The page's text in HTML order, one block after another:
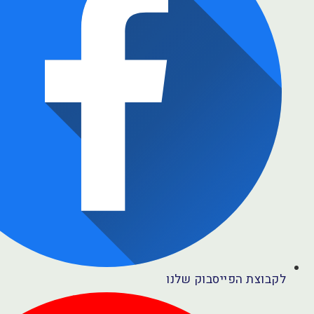
לקבוצת הפייסבוק שלנו